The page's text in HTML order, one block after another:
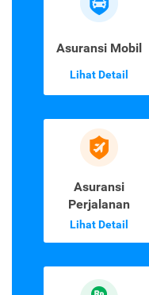
Asuransi Mobil
Lihat Detail
Asuransi
Perjalanan
Lihat Detail